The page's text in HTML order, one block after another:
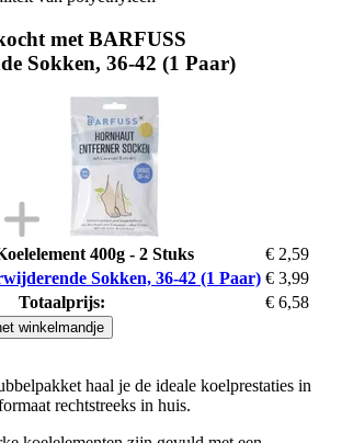
met BARFUSS
Sokken, 36-42 (1 Paar)
400g - 2 Stuks
€ 2,59
Sokken, 36-42 (1 Paar) € 3,99
Totaalprijs:
€ 6,58
winkelmandje
haal je de ideale koelprestaties in
rechtstreeks in huis.